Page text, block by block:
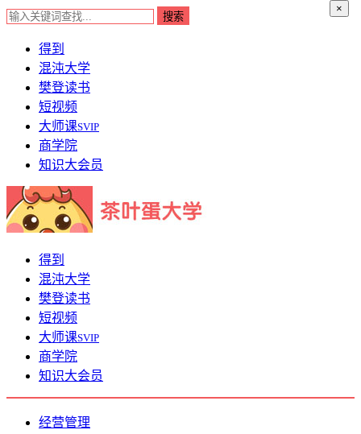
×
得到
混沌大学
樊登读书
短视频
大师课SVIP
商学院
知识大会员
得到
混沌大学
樊登读书
短视频
大师课SVIP
商学院
知识大会员
经营管理